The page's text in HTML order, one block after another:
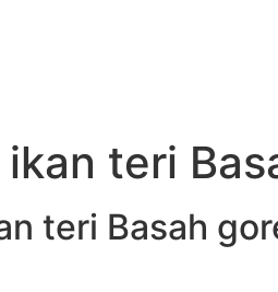
teri
teri Basah